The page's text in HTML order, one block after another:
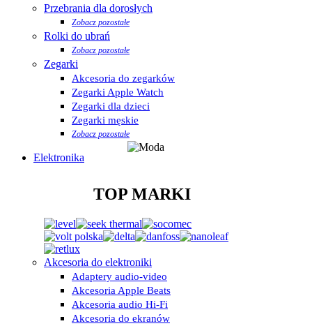
Przebrania dla dorosłych
Zobacz pozostałe
Rolki do ubrań
Zobacz pozostałe
Zegarki
Akcesoria do zegarków
Zegarki Apple Watch
Zegarki dla dzieci
Zegarki męskie
Zobacz pozostałe
Elektronika
TOP MARKI
Akcesoria do elektroniki
Adaptery audio-video
Akcesoria Apple Beats
Akcesoria audio Hi-Fi
Akcesoria do ekranów